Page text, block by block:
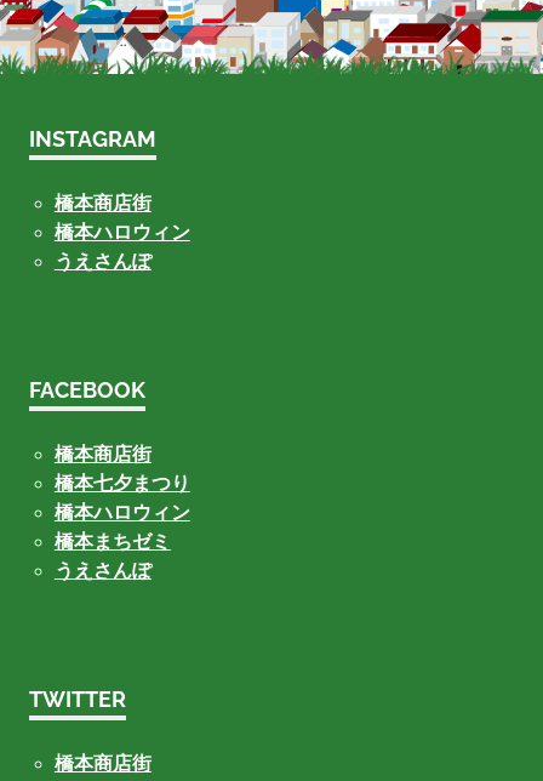
INSTAGRAM
橋本商店街
橋本ハロウィン
うえさんぽ
FACEBOOK
橋本商店街
橋本七夕まつり
橋本ハロウィン
橋本まちゼミ
うえさんぽ
TWITTER
橋本商店街